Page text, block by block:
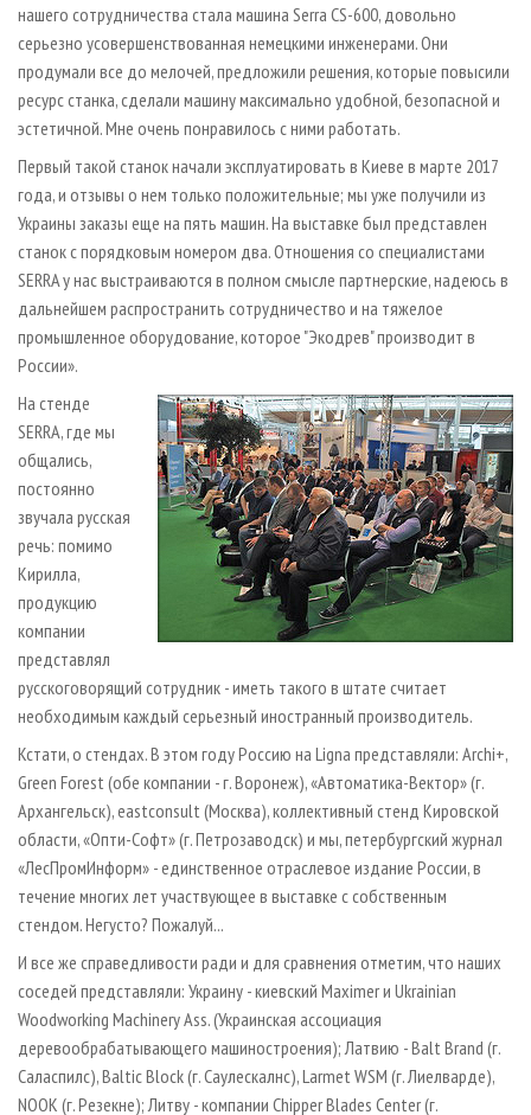
нашего сотрудничества стала машина Serra CS-600, довольно
серьезно усовершенствованная немецкими инженерами. Они
продумали все до мелочей, предложили решения, которые повысили
ресурс станка, сделали машину максимально удобной, безопасной и
эстетичной. Мне очень понравилось с ними работать.
Первый такой станок начали эксплуатировать в Киеве в марте 2017
года, и отзывы о нем только положительные; мы уже получили из
Украины заказы еще на пять машин. На выставке был представлен
станок с порядковым номером два. Отношения со специалистами
SERRA у нас выстраиваются в полном смысле партнерские, надеюсь в
дальнейшем распространить сотрудничество и на тяжелое
промышленное оборудование, которое "Экодрев" производит в
России».
На стенде
SERRA, где мы
общались,
постоянно
звучала русская
речь: помимо
Кирилла,
продукцию
компании
представлял
русскоговорящий сотрудник - иметь такого в штате считает
необходимым каждый серьезный иностранный производитель.
Кстати, о стендах. В этом году Россию на Ligna представляли: Archi+,
Green Forest (обе компании - г. Воронеж), «Автоматика-Вектор» (г.
Архангельск), eastconsult (Москва), коллективный стенд Кировской
области, «Опти-Софт» (г. Петрозаводск) и мы, петербургский журнал
«ЛесПромИнформ» - единственное отраслевое издание России, в
течение многих лет участвующее в выставке с собственным
стендом. Негусто? Пожалуй...
И все же справедливости ради и для сравнения отметим, что наших
соседей представляли: Украину - киевский Maximer и Ukrainian
Woodworking Machinery Ass. (Украинская ассоциация
деревообрабатывающего машиностроения); Латвию - Balt Brand (г.
Саласпилс), Baltic Block (г. Саулескалнс), Larmet WSM (г. Лиелварде),
NOOK (г. Резекне); Литву - компании Chipper Blades Center (г.